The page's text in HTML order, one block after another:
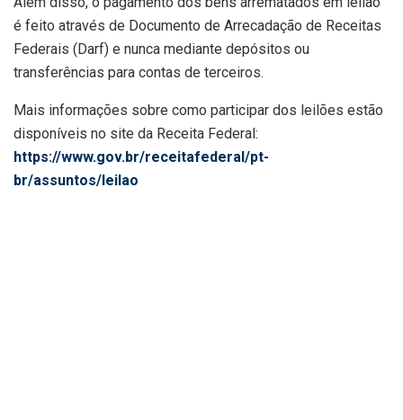
é feito através de Documento de Arrecadação de Receitas
Federais (Darf) e nunca mediante depósitos ou
transferências para contas de terceiros.
Mais informações sobre como participar dos leilões estão
disponíveis no site da Receita Federal:
https://www.gov.br/receitafederal/pt-
br/assuntos/leilao